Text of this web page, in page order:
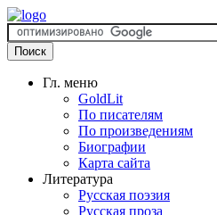
Гл. меню
GoldLit
По писателям
По произведениям
Биографии
Карта сайта
Литература
Русская поэзия
Русская проза